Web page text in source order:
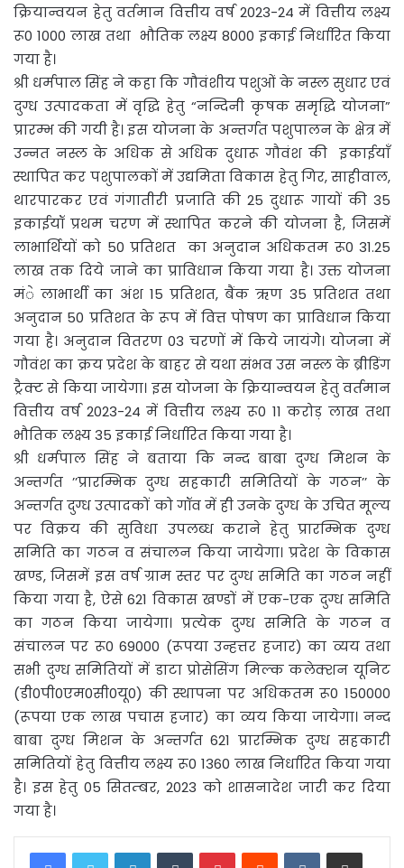
क्रियान्वयन हेतु वर्तमान वित्तीय वर्ष 2023-24 में वित्तीय लक्ष्य
रू0 1000 लाख तथा भौतिक लक्ष्य 8000 इकाई निर्धारित किया
गया है।
श्री धर्मपाल सिंह ने कहा कि गौवंशीय पशुओं के नस्ल सुधार एवं
दुग्ध उत्पादकता में वृद्धि हेतु “नन्दिनी कृषक समृद्धि योजना”
प्रारम्भ की गयी है। इस योजना के अन्तर्गत पशुपालन के क्षेत्र में
उन्नत नस्ल के अधिक से अधिक दुधारू गौवंश की इकाईयाँ
स्थापित कर पशुपालकों में उद्यमिता विकास हेतु गिर, साहीवाल,
थारपारकर एवं गंगातीरी प्रजाति की 25 दुधारू गायों की 35
इकाईयॉ प्रथम चरण में स्थापित करने की योजना है, जिसमें
लाभार्थियों को 50 प्रतिशत का अनुदान अधिकतम रू0 31.25
लाख तक दिये जाने का प्राविधान किया गया है। उक्त योजना
मंे लाभार्थी का अंश 15 प्रतिशत, बैंक ऋण 35 प्रतिशत तथा
अनुदान 50 प्रतिशत के रूप में वित्त पोषण का प्राविधान किया
गया है। अनुदान वितरण 03 चरणों में किये जायंगेे। योजना में
गौवंश का क्रय प्रदेश के बाहर से यथा संभव उस नस्ल के ब्रीडिंग
ट्रैक्ट से किया जायेगा। इस योजना के क्रियान्वयन हेतु वर्तमान
वित्तीय वर्ष 2023-24 में वित्तीय लक्ष्य रू0 11 करोड़ लाख तथा
भौतिक लक्ष्य 35 इकाई निर्धारित किया गया है।
श्री धर्मपाल सिंह ने बताया कि नन्द बाबा दुग्ध मिशन के
अन्तर्गत ’’प्रारम्भिक दुग्ध सहकारी समितियों के गठन’’ के
अन्तर्गत दुग्ध उत्पादकों को गॉव में ही उनके दुग्ध के उचित मूल्य
पर विक्रय की सुविधा उपलब्ध कराने हेतु प्रारम्भिक दुग्ध
समिति का गठन व संचालन किया जायेगा। प्रदेश के विकास
खण्ड, जिसमें इस वर्ष ग्राम स्तर पर दुग्ध समिति का गठन नहीं
किया गया है, ऐसे 621 विकास खण्डों में एक-एक दुग्ध समिति
का गठन किया जायेगा। प्रत्येक दुग्ध समिति के गठन व
संचालन पर रू0 69000 (रूपया उन्हत्तर हजार) का व्यय तथा
सभी दुग्ध समितियों में डाटा प्रोसेसिंग मिल्क कलेक्शन यूनिट
(डी0पी0एम0सी0यू0) की स्थापना पर अधिकतम रू0 150000
(रूपया एक लाख पचास हजार) का व्यय किया जायेगा। नन्द
बाबा दुग्ध मिशन के अन्तर्गत 621 प्रारम्भिक दुग्ध सहकारी
समितियों हेतु वित्तीय लक्ष्य रू0 1360 लाख निर्धारित किया गया
है। इस हेतु 05 सितम्बर, 2023 को शासनादेश जारी कर दिया
गया है।
LinkedInTumblrPinterestReddit VKontakteShare via Email